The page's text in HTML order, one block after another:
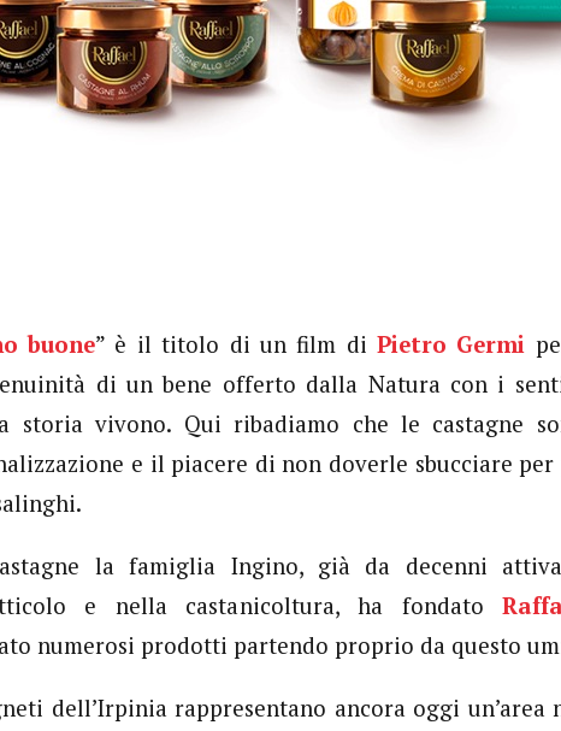
buone” è il titolo di un film diPietro Germi
di un bene offerto dalla Natura con i
storia vivono. Qui ribadiamo che le castagne
e il piacere di non doverle sbucciare
la famiglia Ingino, già da decenni
e nella castanicoltura, ha fondato
numerosi prodotti partendo proprio da questo
dell’Irpinia rappresentano ancora oggi